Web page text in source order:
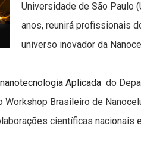
Universidade de São Paulo
anos, reunirá profissionais
universo inovador da
Aplicada do
Workshop Brasileiro de
científicas nacionais